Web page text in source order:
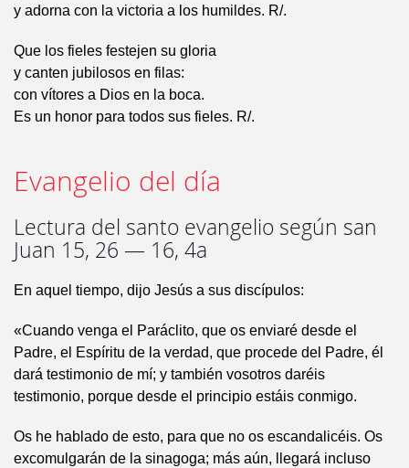
y adorna con la victoria a los humildes. R/.
Que los fieles festejen su gloria
y canten jubilosos en filas:
con vítores a Dios en la boca.
Es un honor para todos sus fieles. R/.
Evangelio del día
Lectura del santo evangelio según san
Juan 15, 26 — 16, 4a
En aquel tiempo, dijo Jesús a sus discípulos:
«Cuando venga el Paráclito, que os enviaré desde el
Padre, el Espíritu de la verdad, que procede del Padre, él
dará testimonio de mí; y también vosotros daréis
testimonio, porque desde el principio estáis conmigo.
Os he hablado de esto, para que no os escandalicéis. Os
excomulgarán de la sinagoga; más aún, llegará incluso